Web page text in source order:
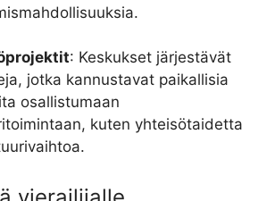
: Keskukset järjestävät
jotka kannustavat paikallisia
osallistumaan
kuten yhteisötaidetta